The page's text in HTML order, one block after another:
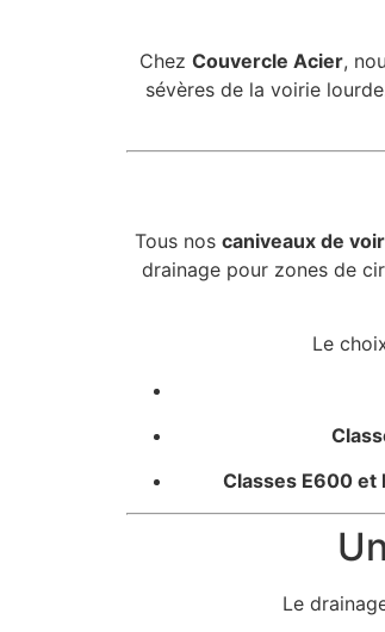
Chez Couvercle Acier,
sévères de la voirie
Tous nos caniveaux de
drainage pour zones de
Le
Classes E600 et
Le